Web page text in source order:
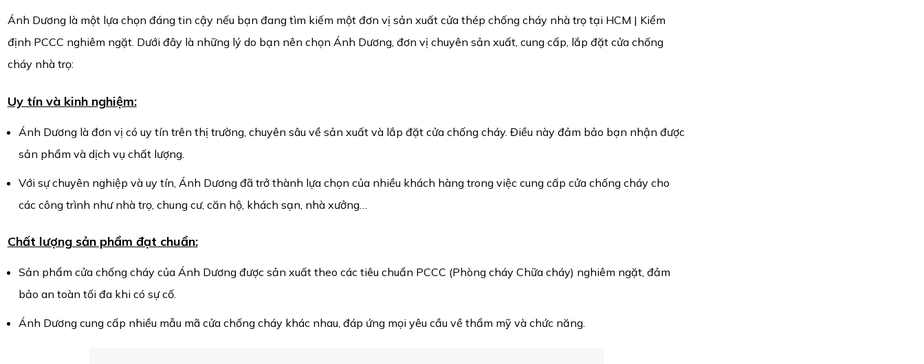
Ánh Dương là một lựa chọn đáng tin cậy nếu bạn đang tìm kiếm một đơn vị sản xuất cửa thép chống cháy nhà trọ tại HCM | Kiểm
định PCCC nghiêm ngặt. Dưới đây là những lý do bạn nên chọn Ánh Dương, đơn vị chuyên sản xuất, cung cấp, lắp đặt cửa chống
cháy nhà trọ:
Uy tín và kinh nghiệm:
Ánh Dương là đơn vị có uy tín trên thị trường, chuyên sâu về sản xuất và lắp đặt cửa chống cháy. Điều này đảm bảo bạn nhận được
sản phẩm và dịch vụ chất lượng.
Với sự chuyên nghiệp và uy tín, Ánh Dương đã trở thành lựa chọn của nhiều khách hàng trong việc cung cấp cửa chống cháy cho
các công trình như nhà trọ, chung cư, căn hộ, khách sạn, nhà xưởng…
Chất lượng sản phẩm đạt chuẩn:
Sản phẩm cửa chống cháy của Ánh Dương được sản xuất theo các tiêu chuẩn PCCC (Phòng cháy Chữa cháy) nghiêm ngặt, đảm
bảo an toàn tối đa khi có sự cố.
Ánh Dương cung cấp nhiều mẫu mã cửa chống cháy khác nhau, đáp ứng mọi yêu cầu về thẩm mỹ và chức năng.